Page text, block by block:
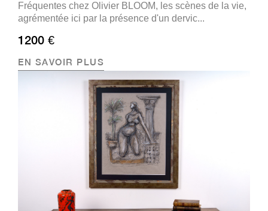
Fréquentes chez Olivier BLOOM, les scènes de la vie,
agrémentée ici par la présence d'un dervic...
1200 €
EN SAVOIR PLUS